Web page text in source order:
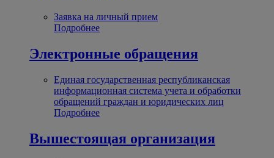
Заявка на личный прием
Подробнее
Электронные обращения
Единая государственная республиканская
информационная система учета и обработки
обращений граждан и юридических лиц
Подробнее
Вышестоящая организация